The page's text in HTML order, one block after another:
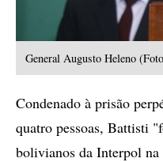
General Augusto Heleno
Condenado à prisão
quatro pessoas, Battisti
bolivianos da Interpol na